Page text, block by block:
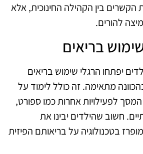
בין הקהילה החינוכית, אלא
להורים.
בריאים
יפתחו הרגלי שימוש בריאים
מתאימה. זה כולל לימוד על
המסך לפעילויות אחרות כמו ספורט,
חשוב שהילדים יבינו את
בטכנולוגיה על בריאותם הפיזית